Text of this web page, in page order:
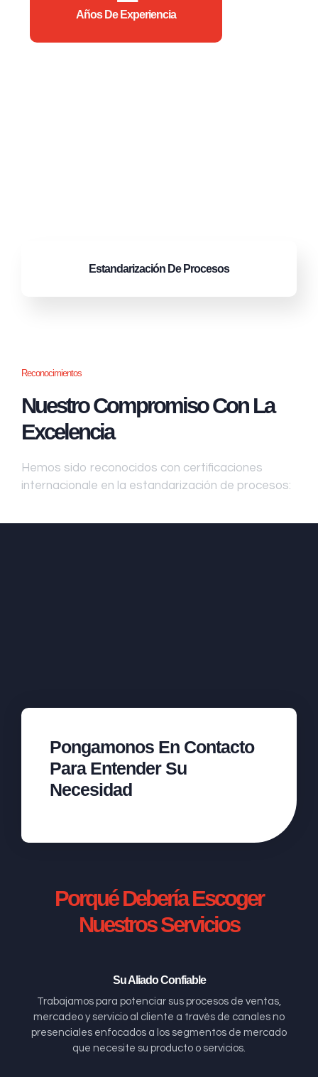
Años De Experiencia
Estandarización De Procesos
Reconocimientos
Nuestro Compromiso Con La
Excelencia
Hemos sido reconocidos con certificaciones
internacionale en la estandarización de procesos:
Pongamonos En Contacto
Para Entender Su
Necesidad
Porqué Debería Escoger
Nuestros Servicios
Su Aliado Confiable
Trabajamos para potenciar sus procesos de ventas,
mercadeo y servicio al cliente a través de canales no
presenciales enfocados a los segmentos de mercado
que necesite su producto o servicios.